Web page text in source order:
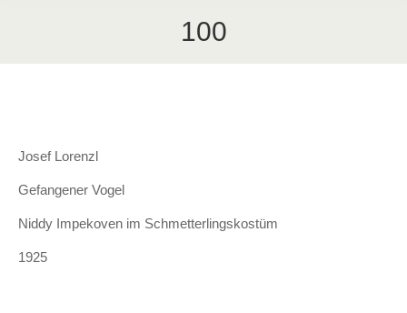
100
Josef Lorenzl
Gefangener Vogel
Niddy Impekoven im Schmetterlingskostüm
1925